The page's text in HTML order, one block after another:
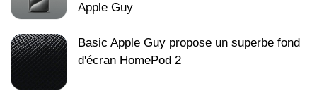
Apple Guy
Basic Apple Guy propose un superbe fond
d'écran HomePod 2